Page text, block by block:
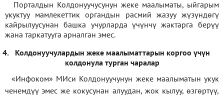
Порталдын Колдонуучусунун жеке маалыматы, ыйгарым
укуктуу мамлекеттик органдын расмий жазуу жүзүндөгү
кайрылуусунан башка учурларда үчүнчү жактарга берүү
жана таркатууга арналган эмес.
4.
Колдонуучулардын жеке маалыматтарын коргоо үчүн
колдонула турган чаралар
«Инфоком» МИси Колдонуучунун жеке маалыматын укук
ченемдүү эмес же кокусунан алуудан, жок кылуу, өзгөртүү,